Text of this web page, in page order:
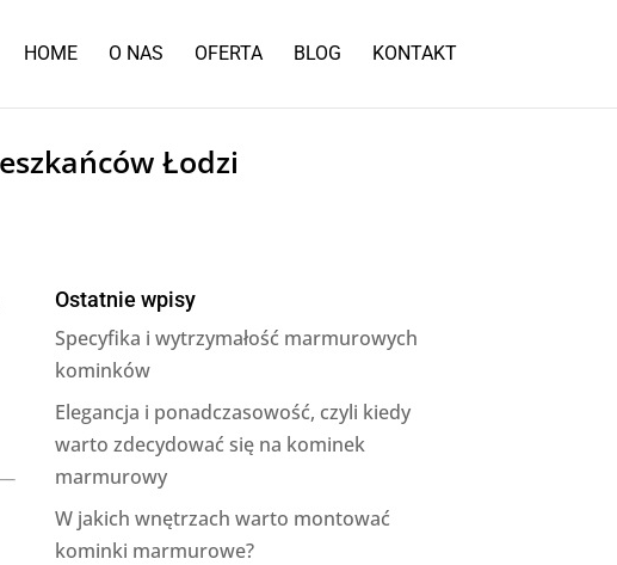
HOME O NAS OFERTA BLOG KONTAKT
Łodzi
Ostatnie wpisy
Specyfika i wytrzymałość marmurowych
kominków
Elegancja i ponadczasowość, czyli kiedy
warto zdecydować się na kominek
marmurowy
W jakich wnętrzach warto montować
kominki marmurowe?